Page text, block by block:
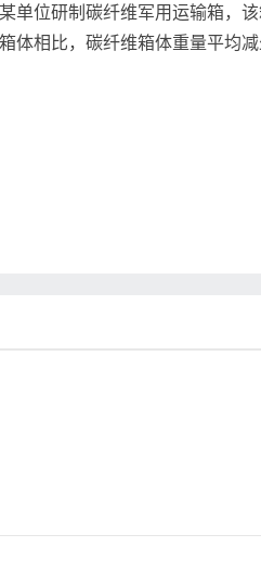
单位研制碳纤维军用运输箱，
体相比，碳纤维箱体重量平均减